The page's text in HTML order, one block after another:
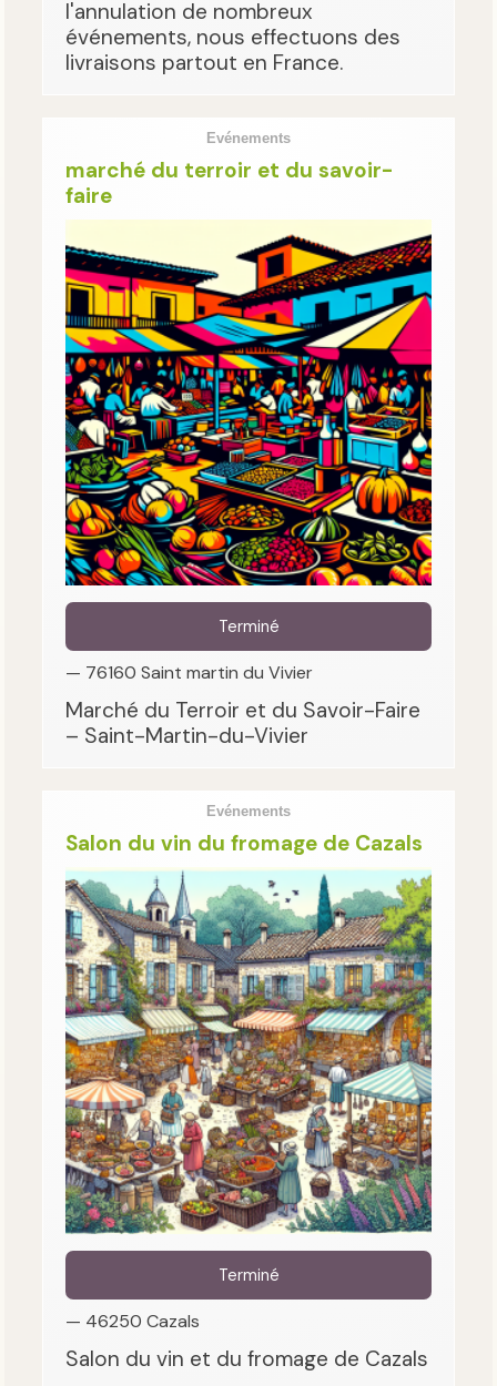
l'annulation de nombreux
événements, nous effectuons des
livraisons partout en France.
Evénements
marché du terroir et du savoir-
faire
Terminé
— 76160 Saint martin du Vivier
Marché du Terroir et du Savoir-Faire
– Saint-Martin-du-Vivier
Evénements
Salon du vin du fromage de Cazals
Terminé
— 46250 Cazals
Salon du vin et du fromage de Cazals